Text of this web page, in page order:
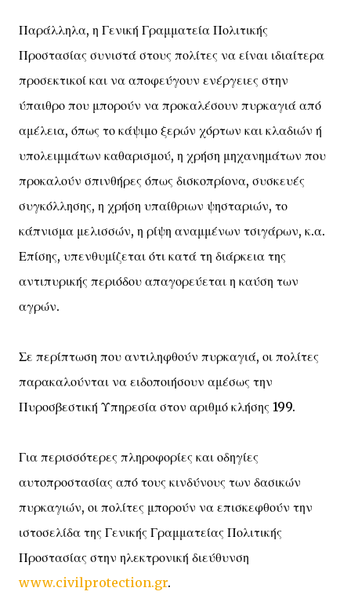
Παράλληλα, η Γενική Γραμματεία Πολιτικής
Προστασίας συνιστά στους πολίτες να είναι ιδιαίτερα
προσεκτικοί και να αποφεύγουν ενέργειες στην
ύπαιθρο που μπορούν να προκαλέσουν πυρκαγιά από
αμέλεια, όπως το κάψιμο ξερών χόρτων και κλαδιών ή
υπολειμμάτων καθαρισμού, η χρήση μηχανημάτων που
προκαλούν σπινθήρες όπως δισκοπρίονα, συσκευές
συγκόλλησης, η χρήση υπαίθριων ψησταριών, το
κάπνισμα μελισσών, η ρίψη αναμμένων τσιγάρων, κ.α.
Επίσης, υπενθυμίζεται ότι κατά τη διάρκεια της
αντιπυρικής περιόδου απαγορεύεται η καύση των
αγρών.
Σε περίπτωση που αντιληφθούν πυρκαγιά, οι πολίτες
παρακαλούνται να ειδοποιήσουν αμέσως την
Πυροσβεστική Υπηρεσία στον αριθμό κλήσης 199.
Για περισσότερες πληροφορίες και οδηγίες
αυτοπροστασίας από τους κινδύνους των δασικών
πυρκαγιών, οι πολίτες μπορούν να επισκεφθούν την
ιστοσελίδα της Γενικής Γραμματείας Πολιτικής
Προστασίας στην ηλεκτρονική διεύθυνση
www.civilprotection.gr.